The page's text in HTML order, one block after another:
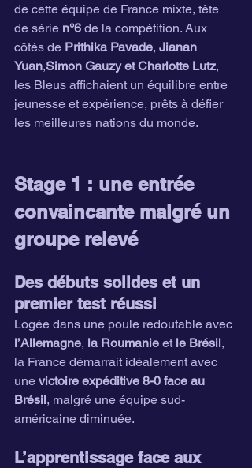
de cette équipe de France mixte, tête
de série n°6 de la compétition. Aux
côtés de Prithika Pavade, Jianan
Yuan,Simon Gauzy et Charlotte Lutz,
les Bleus affichaient un équilibre entre
jeunesse et expérience, prêts à défier
les meilleures nations du monde.
Stage 1 : une entrée
convaincante malgré un
groupe relevé
Des débuts solides et un
premier test réussi
Logée dans une poule redoutable avec
l’Allemagne, la Roumanie et le Brésil,
la France démarrait idéalement avec
une victoire expéditive 8-0 face au
Brésil, malgré une équipe sud-
américaine diminuée.
L’apprentissage face aux